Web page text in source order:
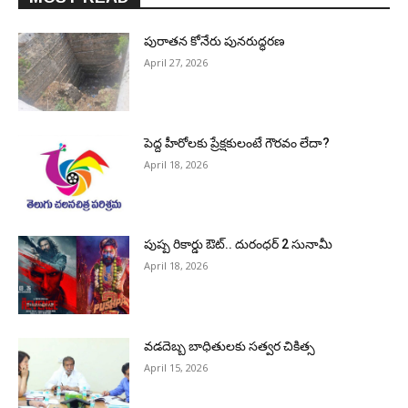
పురాత‌న కోనేరు పున‌రుద్ధ‌ర‌ణ
April 27, 2026
పెద్ద హీరోల‌కు ప్రేక్ష‌కులంటే గౌర‌వం లేదా?
April 18, 2026
పుష్ప రికార్డు ఔట్‌.. దురంధ‌ర్ 2 సునామీ
April 18, 2026
వడదెబ్బ బాధితులకు సత్వర చికిత్స
April 15, 2026